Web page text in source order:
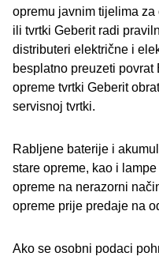
opremu javnim tijelima
ili tvrtki Geberit radi
distributeri električne i
besplatno preuzeti
opreme tvrtki Geberit
servisnoj tvrtki.
Rabljene baterije i
stare opreme, kao i
opreme na nerazorni
opreme prije predaje na
Ako se osobni podaci